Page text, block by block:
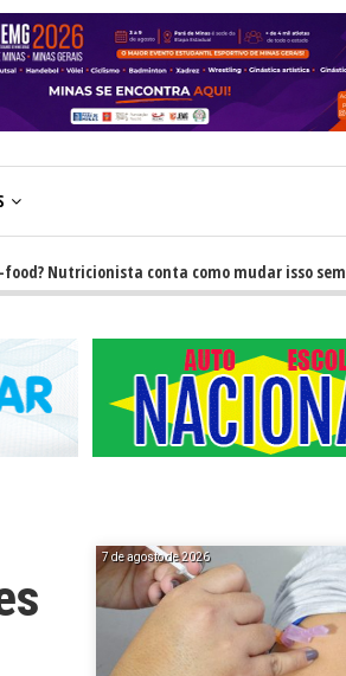
conta como mudar isso sem brigas
7 de agosto de 2026